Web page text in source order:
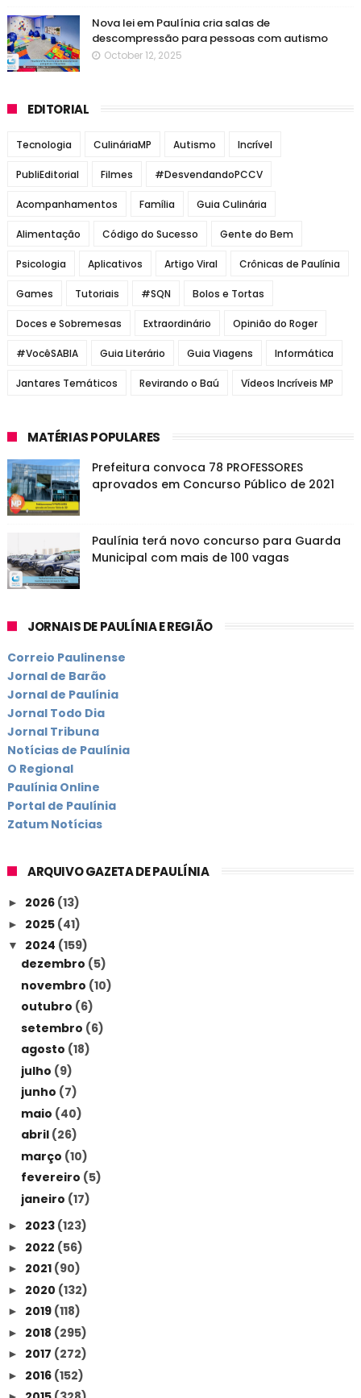
Nova lei em Paulínia cria salas de
descompressão para pessoas com autismo
October 12, 2025
EDITORIAL
Tecnologia CulináriaMP Autismo Incrível
PubliEditorial Filmes #DesvendandoPCCV
Acompanhamentos Família Guia Culinária
Alimentação Código do Sucesso Gente do Bem
Psicologia Aplicativos Artigo Viral Crônicas de Paulínia
Games Tutoriais #SQN Bolos e Tortas
Doces e Sobremesas Extraordinário Opinião do Roger
#VocêSABIA Guia Literário Guia Viagens Informática
Jantares Temáticos Revirando o Baú Vídeos Incríveis MP
MATÉRIAS POPULARES
Prefeitura convoca 78 PROFESSORES
aprovados em Concurso Público de 2021
Paulínia terá novo concurso para Guarda
Municipal com mais de 100 vagas
JORNAIS DE PAULÍNIA E REGIÃO
Correio Paulinense
Jornal de Barão
Jornal de Paulínia
Jornal Todo Dia
Jornal Tribuna
Notícias de Paulínia
O Regional
Paulínia Online
Portal de Paulínia
Zatum Notícias
ARQUIVO GAZETA DE PAULÍNIA
► 2026 (13)
► 2025 (41)
▼ 2024 (159)
dezembro (5)
novembro (10)
outubro (6)
setembro (6)
agosto (18)
julho (9)
junho (7)
maio (40)
abril (26)
março (10)
fevereiro (5)
janeiro (17)
► 2023 (123)
► 2022 (56)
► 2021 (90)
► 2020 (132)
► 2019 (118)
► 2018 (295)
► 2017 (272)
► 2016 (152)